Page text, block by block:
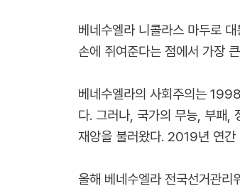
베네수엘라 니콜라스 마두로
손에 쥐여준다는 점에서 가장
베네수엘라의 사회주의는
다. 그러나, 국가의 무능, 부패,
재앙을 불러왔다. 2019년 연
올해 베네수엘라 전국선거관